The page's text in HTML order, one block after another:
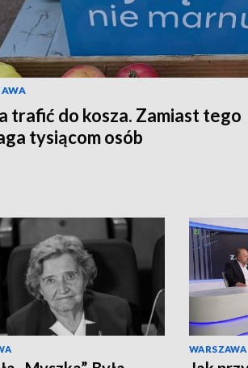
trafić do kosza. Zamiast tego
tysiącom osób
WARSZAWA